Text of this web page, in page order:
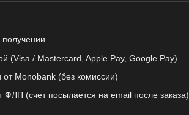
(Visa / Mastercard, Apple Pay, Google Pay)
Monobank (без комиссии)
ФЛП (счет посылается на email после заказа)